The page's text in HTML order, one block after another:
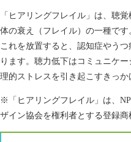
「ヒアリングフレイル」は、聴
体の衰え（フレイル）の一種です
これを放置すると、認知症やう
ります。聴力低下はコミュニケ
理的ストレスを引き起こすきっか
※「ヒアリングフレイル」は、
ザイン協会を権利者とする登録商